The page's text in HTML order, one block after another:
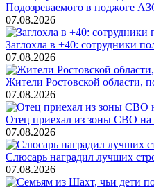
Подозреваемого в поджоге
07.08.2026
Заглохла в +40: сотрудники
07.08.2026
Жители Ростовской области,
07.08.2026
Отец приехал из зоны СВО на
07.08.2026
Слюсарь наградил лучших
07.08.2026